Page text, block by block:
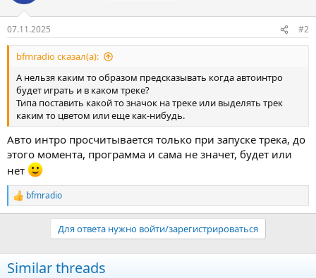
07.11.2025 #2
bfmradio сказал(а):
А нельзя каким то образом предсказывать когда автоинтро
будет играть и в каком треке?
Типа поставить какой то значок на треке или выделять трек
каким то цветом или еще как-нибудь.
Авто интро просчитывается только при запуске трека, до
этого момента, программа и сама не значет, будет или
нет
Р
е
и
и
bfmradio
Для ответа нужно войти/зарегистрироваться
Similar threads